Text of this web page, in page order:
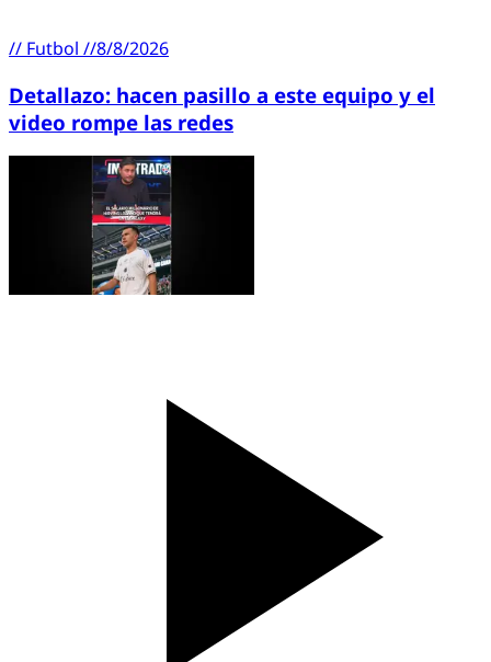
// Futbol //8/8/2026
Detallazo: hacen pasillo a este equipo y el
video rompe las redes